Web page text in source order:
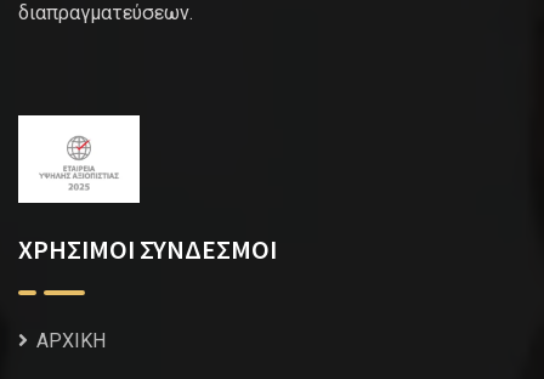
διαπραγματεύσεων.
ΧΡΗΣΙΜΟΙ ΣΥΝΔΕΣΜΟΙ
ΑΡΧΙΚΗ